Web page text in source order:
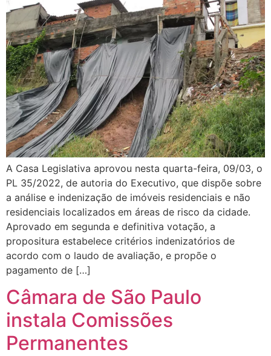
A Casa Legislativa aprovou nesta quarta-feira, 09/03, o
PL 35/2022, de autoria do Executivo, que dispõe sobre
a análise e indenização de imóveis residenciais e não
residenciais localizados em áreas de risco da cidade.
Aprovado em segunda e definitiva votação, a
propositura estabelece critérios indenizatórios de
acordo com o laudo de avaliação, e propõe o
pagamento de […]
Câmara de São Paulo
instala Comissões
Permanentes